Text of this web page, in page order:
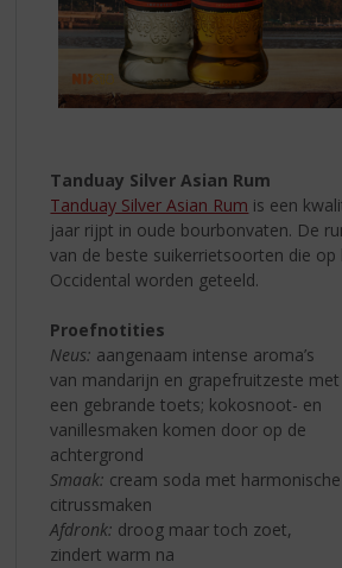
Tanduay Silver Asian Rum
Tanduay Silver Asian Rum is een
jaar rijpt in oude bourbonvaten. De
van de beste suikerrietsoorten die
Occidental worden geteeld.
Proefnotities
Neus: aangenaam intense aroma’s
van mandarijn en grapefruitzeste met
een gebrande toets; kokosnoot- en
vanillesmaken komen door op de
achtergrond
Smaak: cream soda met harmonische
citrussmaken
Afdronk: droog maar toch zoet,
zindert warm na